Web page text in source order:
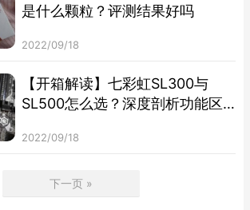
是什么颗粒？评测结果好吗
2022/09/18
【开箱解读】七彩虹SL300与
SL500怎么选？深度剖析功能区
2022/09/18
下一页 »